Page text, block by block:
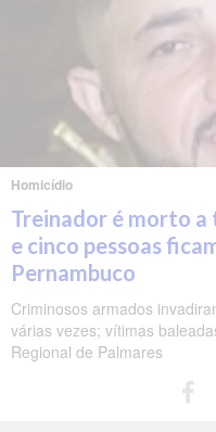
Homicídio
Treinador é morto a
e cinco pessoas
Pernambuco
Criminosos armados
várias vezes; vítimas
Regional de Palmares